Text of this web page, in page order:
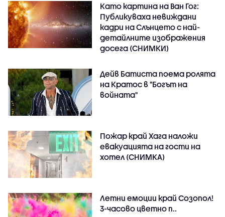
Като картина на Ван Гог:
Публикуваха невиждани
кадри на Слънцето с най-
детайлните изображения
досега (СНИМКИ)
Дейв Батиста поема ролята
на Кратос в "Богът на
войната"
Пожар край Хага наложи
евакуацията на гости на
хотел (СНИМКА)
Летни емоции край Созопол!
3-часово цветно п..